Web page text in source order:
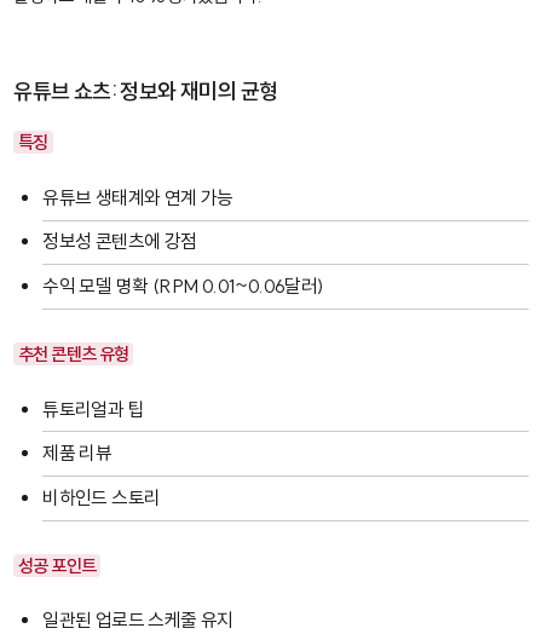
유튜브 쇼츠: 정보와 재미의 균형
특징
유튜브 생태계와 연계 가능
정보성 콘텐츠에 강점
수익 모델 명확 (RPM 0.01~0.06달러)
추천 콘텐츠 유형
튜토리얼과 팁
제품 리뷰
비하인드 스토리
성공 포인트
일관된 업로드 스케줄 유지